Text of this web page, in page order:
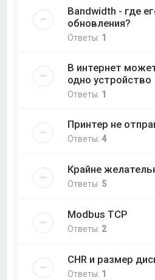
Bandwidth - где
обновления?
Ответы: 1
В интернет
одно устройство
Ответы: 1
Принтер не
Ответы:4
Крайне
Ответы: 5
Modbus TCP
Ответы: 2
CHR и размер
Ответы: 1